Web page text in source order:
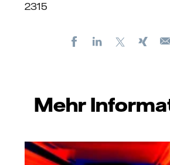
2315
FacebookLinkedIn Xing
Mehr